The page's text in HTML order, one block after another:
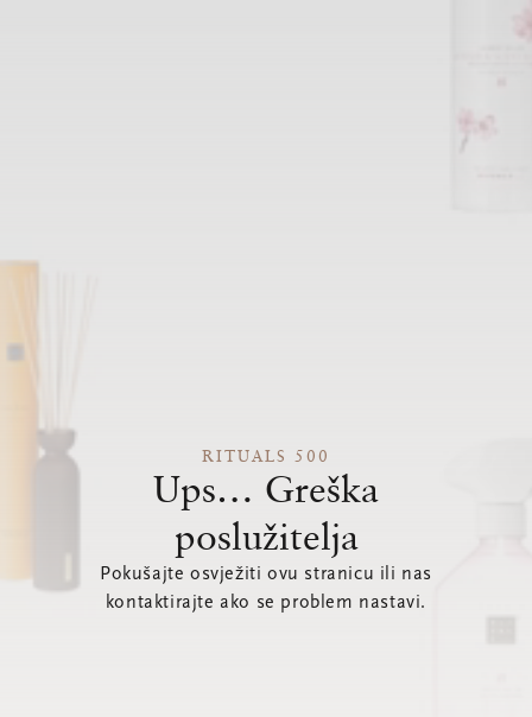
RITUALS 500
Ups… Greška
poslužitelja
Pokušajte osvježiti ovu stranicu ili nas
kontaktirajte ako se problem nastavi.